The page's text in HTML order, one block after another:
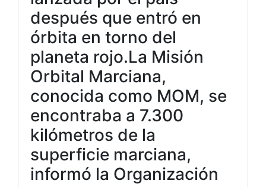
después que entró en
órbita en torno del
planeta rojo.La Misión
Orbital Marciana,
conocida como MOM, se
encontraba a 7.300
kilómetros de la
superficie marciana,
informó la Organización